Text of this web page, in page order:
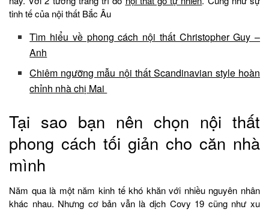
tinh tế của nội thất Bắc Âu
Tìm hiểu về phong cách nội thất Christopher Guy –
Anh
Chiêm ngưỡng mẫu nội thất Scandinavian style hoàn
chỉnh nhà chị Mai
Tại sao bạn nên chọn nội thất
phong cách tối giản cho căn nhà
mình
Năm qua là một năm kinh tế khó khăn với nhiều nguyên nhân
khác nhau. Nhưng cơ bản vẫn là dịch Covy 19 cũng như xu